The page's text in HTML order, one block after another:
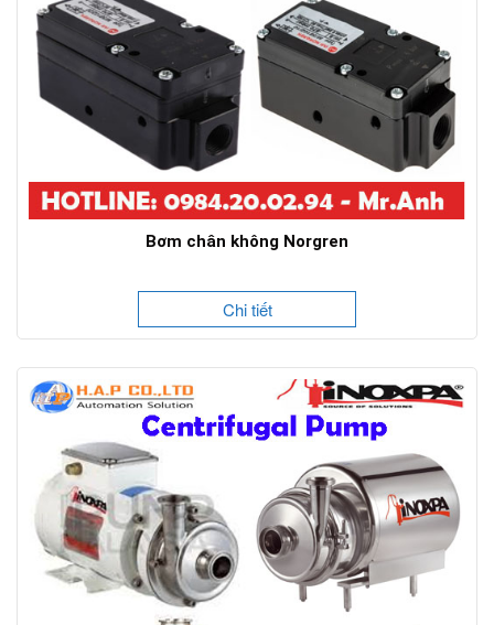
Bơm chân không Norgren
Chi tiết